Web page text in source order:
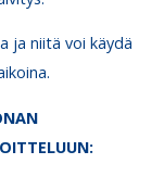
ja niitä voi käydä